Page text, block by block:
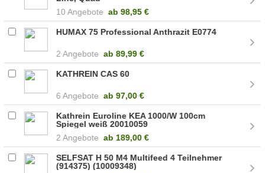
10 Angebote ab 98,95 €
HUMAX 75 Professional Anthrazit E0774
2 Angebote ab 89,99 €
KATHREIN CAS 60
6 Angebote ab 97,00 €
Kathrein Euroline KEA 1000/W 100cm
Spiegel weiß 20010059
2 Angebote ab 189,00 €
SELFSAT H 50 M4 Multifeed 4 Teilnehmer
(914375) (10009348)